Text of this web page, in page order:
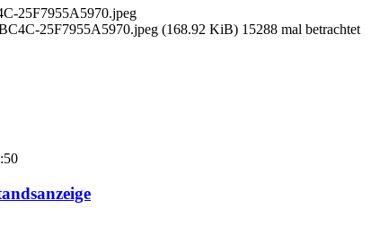
25F7955A5970.jpeg (168.92 KiB) 15288 mal betrachtet